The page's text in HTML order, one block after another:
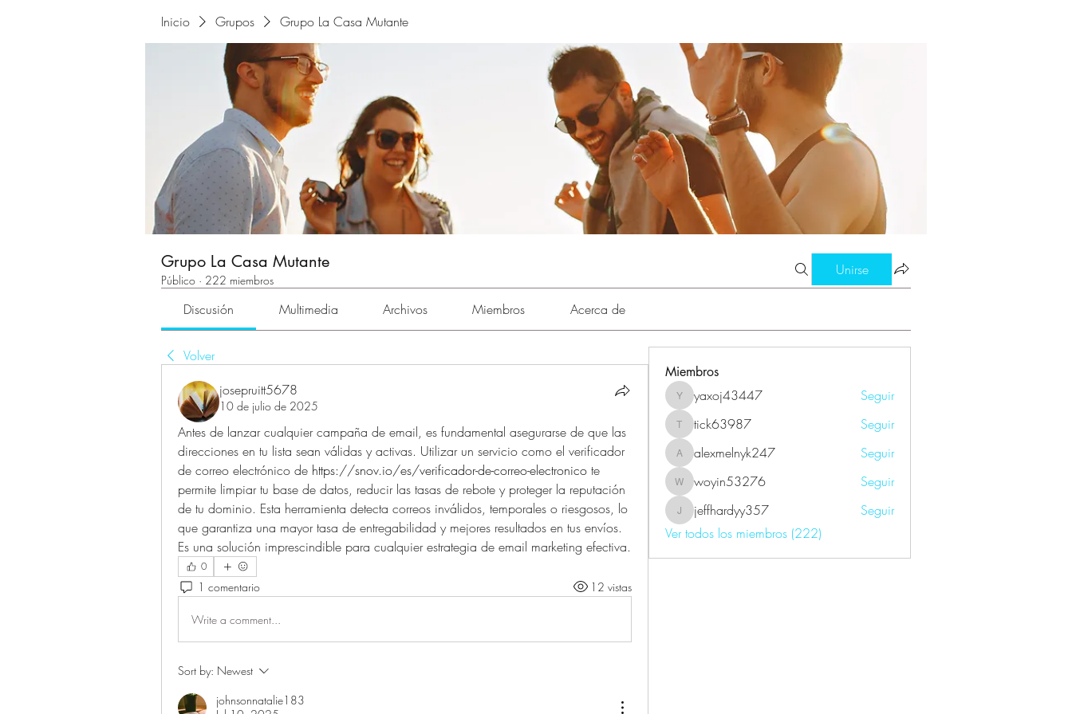
Inicio Grupos Grupo La Casa Mutante
Grupo La Casa Mutante
Público · 222 miembros
Unirse
Discusión Multimedia Archivos Miembros Acerca de
Volver
josepruitt5678
10 de julio de 2025
Antes de lanzar cualquier campaña de email, es fundamental asegurarse de que las
direcciones en tu lista sean válidas y activas. Utilizar un servicio como el verificador
de correo electrónico de https://snov.io/es/verificador-de-correo-electronico te
permite limpiar tu base de datos, reducir las tasas de rebote y proteger la reputación
de tu dominio. Esta herramienta detecta correos inválidos, temporales o riesgosos, lo
que garantiza una mayor tasa de entregabilidad y mejores resultados en tus envíos.
Es una solución imprescindible para cualquier estrategia de email marketing efectiva.
0
1 comentario 12 vistas
Write a comment...
Sort by: Newest
johnsonnatalie183
Miembros
yaxoj43447
yaxoj43447 Seguir
tick63987
tick63987 Seguir
alexmelnyk247
alexmelnyk247 Seguir
woyin53276
woyin53276 Seguir
jeffhardyy357
jeffhardyy357
Seguir
Ver todos los miembros (222)